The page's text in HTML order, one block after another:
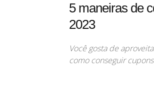
5 maneiras de
2023
Você gosta de
como conseguir